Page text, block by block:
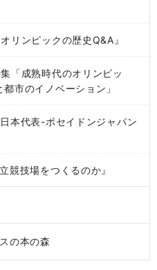
ンピックの歴史Q&A』
成熟時代のオリンピッ
市のイノベーション」
代表-ポセイドンジャパン
技場をつくるのか』
の本の森